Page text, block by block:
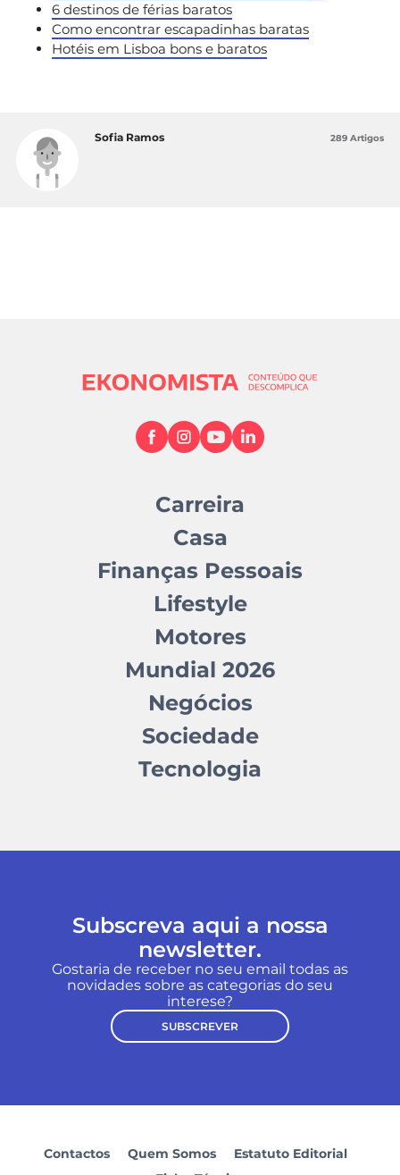
6 destinos de férias baratos
Como encontrar escapadinhas baratas
Hotéis em Lisboa bons e baratos
Sofia Ramos 289 Artigos
Carreira
Casa
Finanças Pessoais
Lifestyle
Motores
Mundial 2026
Negócios
Sociedade
Tecnologia
Subscreva aqui a nossa
newsletter.
Gostaria de receber no seu email todas as
novidades sobre as categorias do seu
interese?
SUBSCREVER
Contactos Quem Somos
Estatuto Editorial